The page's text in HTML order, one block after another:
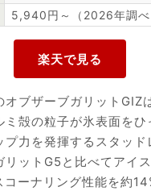
5,940円～（2026年調べ
オブザーブガリットGIZ
ミ殻の粒子が氷表面をひ
プ力を発揮するスタッド
リットG5と比べてアイ
コーナリング性能を約